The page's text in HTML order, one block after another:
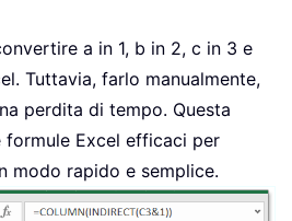
a in 1, b in 2, c in 3 e
Tuttavia, farlo manualmente,
perdita di tempo. Questa
formule Excel efficaci per
modo rapido e semplice.